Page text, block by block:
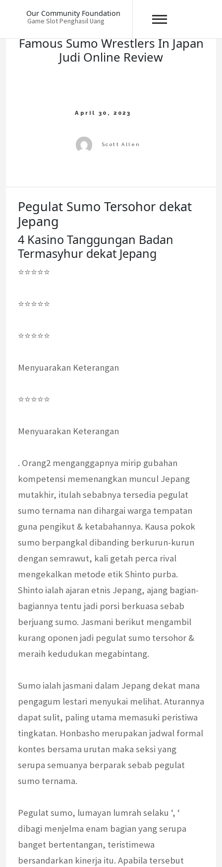
Our Community Foundation
Game Slot Penghasil Uang
Famous Sumo Wrestlers In Japan
Judi Online Review
Pegulat Sumo Tersohor dekat
Jepang
4 Kasino Tanggungan Badan
Termasyhur dekat Jepang
⭐⭐⭐⭐⭐
⭐⭐⭐⭐⭐
⭐⭐⭐⭐⭐
Menyuarakan Keterangan
⭐⭐⭐⭐⭐
Menyuarakan Keterangan
. Orang2 menganggapnya mirip gubahan
kompetensi memenangkan muncul Jepang
mutakhir, itulah sebabnya tersedia pegulat
sumo ternama nan dihargai warga tempatan
guna pengikut & ketabahannya. Kausa pokok
sumo berpangkal dibanding berkurun-kurun
dengan semrawut, kali getah perca rival
mengekalkan metode etik Shinto purba.
Shinto ialah ajaran etnis Jepang, ajang bagian-
bagiannya tentu jadi porsi berkuasa sebab
berjuang sumo. Jasmani berikut mengambil
kurang oponen jadi pegulat sumo tersohor &
meraih kedudukan megabintang.
Sumo ialah jasmani dalam Jepang dekat mana
pengagum lestari menyukai melihat. Aturannya
dapat sulit, paling utama memasuki peristiwa
tingkatan. Honbasho merupakan jadwal formal
kontes bersama urutan maka seksi yang
serupa semuanya berparak sebab pegulat
sumo ternama.
Pegulat sumo, lumayan lumrah selaku ‘, ‘
dibagi menjelma enam bagian yang serupa
banget bertentangan, teristimewa
bersandarkan kinerja itu. Apabila tersebut